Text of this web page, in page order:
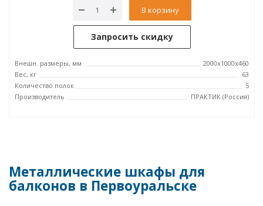
В корзину
Запросить скидку
Внешн. размеры, мм
2000x1000x460
Вес, кг
63
Количество полок
5
Производитель
ПРАКТИК (Россия)
Металлические шкафы для
балконов в Первоуральске